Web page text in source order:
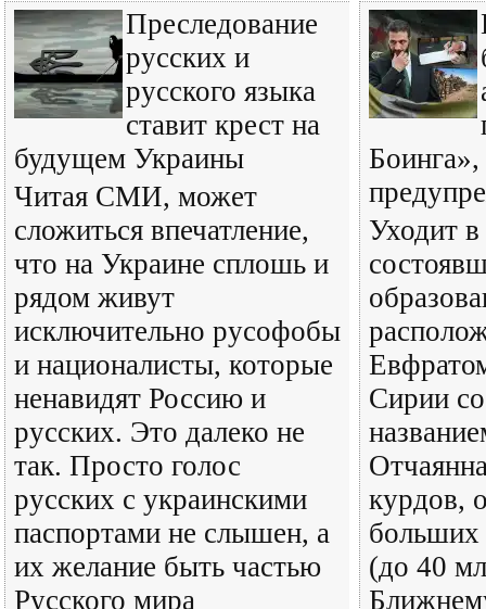
Преследование
русских и
русского языка
ставит крест на
будущем Украины
Читая СМИ, может
сложиться впечатление,
что на Украине сплошь и
рядом живут
исключительно русофобы
и националисты, которые
ненавидят Россию и
русских. Это далеко не
так. Просто голос
русских с украинскими
паспортами не слышен, а
их желание быть частью
Русского мира
Боинга»,
Уходит
Сирии
курдов,
больших
(до 40